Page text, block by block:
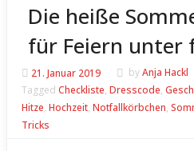
Die heiße
für Feiern unter
21. Januar 2019 byAnja Hackl
Tagged Checkliste, Dresscode,
Hitze, Hochzeit, Notfallkörbchen,
Tricks